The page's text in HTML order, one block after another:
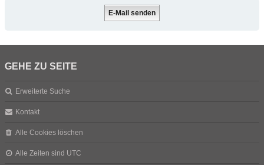
GEHE ZU SEITE
Erweiterte Suche
Kontakt
Alle Cookies löschen
Alle Zeiten sind UTC